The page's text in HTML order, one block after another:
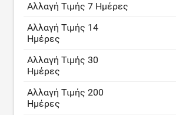
Αλλαγή Τιμής 7 Ημέρες
Αλλαγή Τιμής 14
Ημέρες
Αλλαγή Τιμής 30
Ημέρες
Αλλαγή Τιμής 200
Ημέρες